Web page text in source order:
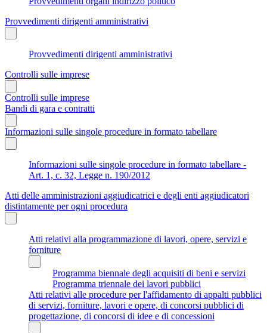
Provvedimenti dirigenti amministrativi
Provvedimenti dirigenti amministrativi
Controlli sulle imprese
Controlli sulle imprese
Bandi di gara e contratti
Informazioni sulle singole procedure in formato tabellare
Informazioni sulle singole procedure in formato tabellare -
Art. 1, c. 32, Legge n. 190/2012
Atti delle amministrazioni aggiudicatrici e degli enti aggiudicatori
distintamente per ogni procedura
Atti relativi alla programmazione di lavori, opere, servizi e
forniture
Programma biennale degli acquisiti di beni e servizi
Programma triennale dei lavori pubblici
Atti relativi alle procedure per l'affidamento di appalti pubblici
di servizi, forniture, lavori e opere, di concorsi pubblici di
progettazione, di concorsi di idee e di concessioni